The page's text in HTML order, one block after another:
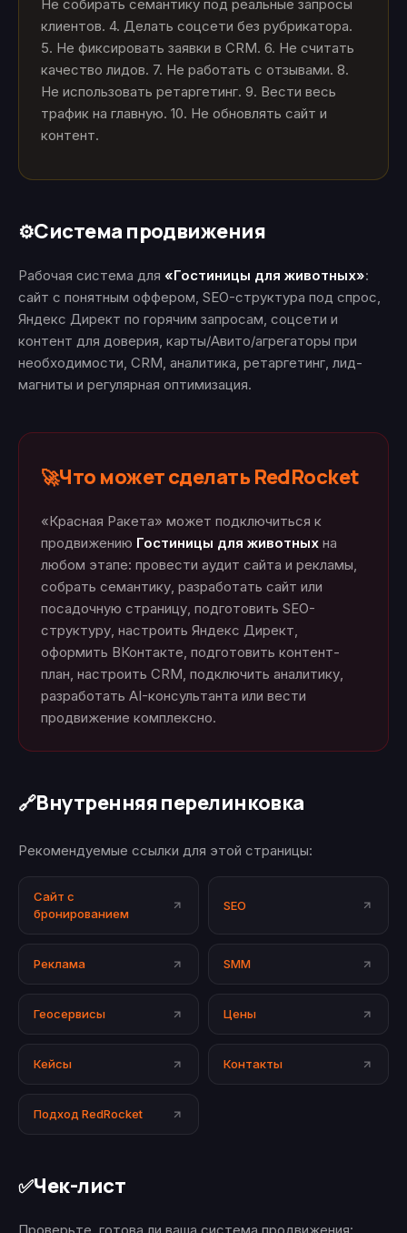
Не собирать семантику под реальные запросы
клиентов. 4. Делать соцсети без рубрикатора.
5. Не фиксировать заявки в CRM. 6. Не считать
качество лидов. 7. Не работать с отзывами. 8.
Не использовать ретаргетинг. 9. Вести весь
трафик на главную. 10. Не обновлять сайт и
контент.
⚙️Система продвижения
Рабочая система для «Гостиницы для животных»:
сайт с понятным оффером, SEO-структура под спрос,
Яндекс Директ по горячим запросам, соцсети и
контент для доверия, карты/Авито/агрегаторы при
необходимости, CRM, аналитика, ретаргетинг, лид-
магниты и регулярная оптимизация.
🚀Что может сделать RedRocket
«Красная Ракета» может подключиться к
продвижению Гостиницы для животных на
любом этапе: провести аудит сайта и рекламы,
собрать семантику, разработать сайт или
посадочную страницу, подготовить SEO-
структуру, настроить Яндекс Директ,
оформить ВКонтакте, подготовить контент-
план, настроить CRM, подключить аналитику,
разработать AI-консультанта или вести
продвижение комплексно.
🔗Внутренняя перелинковка
Рекомендуемые ссылки для этой страницы:
Сайт с
бронированием
SEO
Реклама SMM
Геосервисы Цены
Кейсы Контакты
Подход RedRocket
✅Чек-лист